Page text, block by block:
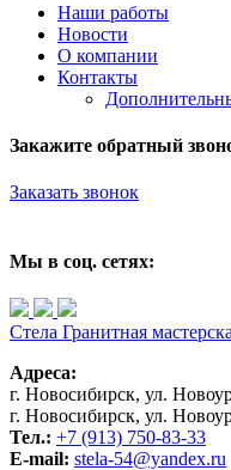
Наши работы
Новости
О компании
Контакты
Закажите обратный
Заказать звонок
Мы в соц. сетях:
Стела Гранитная
Адреса:
г. Новосибирск, ул.
г. Новосибирск, ул.
Тел.: +7 (913) 750-83-33
E-mail: stela-54@yandex.ru